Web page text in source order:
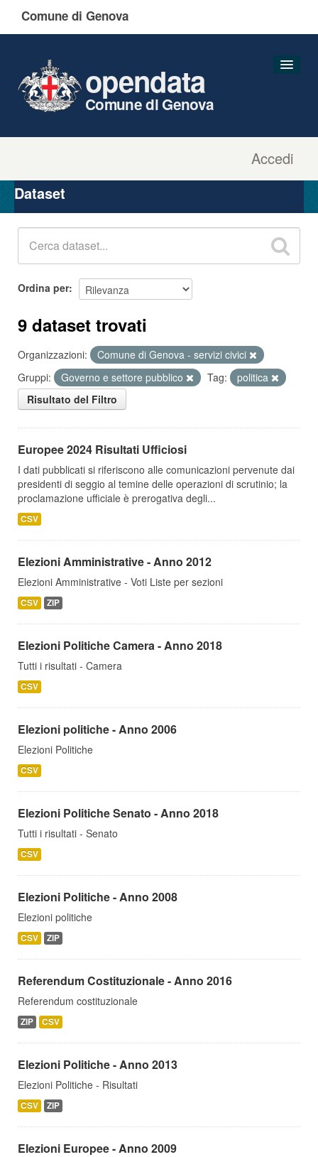
Comune di Genova
Accedi
opendata
Comune di Genova
Organizzazioni
Gruppi
Dataset
Ordina per
9 dataset trovati
Organizzazioni:
Comune di Genova - servizi civici
Gruppi:
Governo e settore pubblico Tag:
politica
Risultato del Filtro
Europee 2024 Risultati Ufficiosi
I dati pubblicati si riferiscono alle comunicazioni pervenute dai
presidenti di seggio al temine delle operazioni di scrutinio; la
proclamazione ufficiale è prerogativa degli...
CSV
Elezioni Amministrative - Anno 2012
Elezioni Amministrative - Voti Liste per sezioni
CSV ZIP
Elezioni Politiche Camera - Anno 2018
Tutti i risultati - Camera
CSV
Elezioni politiche - Anno 2006
Elezioni Politiche
CSV
Elezioni Politiche Senato - Anno 2018
Tutti i risultati - Senato
CSV
Elezioni Politiche - Anno 2008
Elezioni politiche
CSV ZIP
Referendum Costituzionale - Anno 2016
Referendum costituzionale
ZIP CSV
Elezioni Politiche - Anno 2013
Elezioni Politiche - Risultati
CSV ZIP
Elezioni Europee - Anno 2009